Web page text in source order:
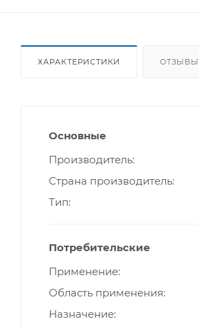
ХАРАКТЕРИСТИКИ ОТЗЫВЫ
Основные
Производитель
Страна производитель
Тип
Потребительские
Применение
Область применения
Назначение